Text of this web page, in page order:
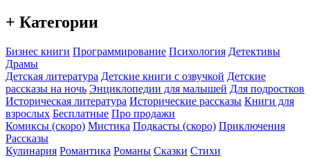
+ Категории
Бизнес книги Программирование Психология Детективы
Драмы
Детская литература Детские книги с озвучкой Детские
рассказы на ночь Энциклопедии для малышей Для подростков
Историческая литература Исторические рассказы Книги для
взрослых Бесплатные Про продажи
Комиксы (скоро) Мистика Подкасты (скоро) Приключения
Рассказы
Кулинария Романтика Романы Сказки Стихи